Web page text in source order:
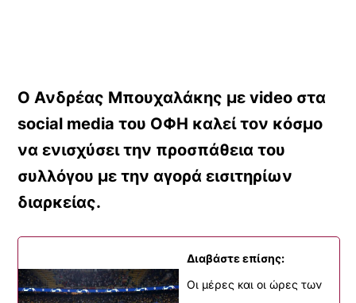
Ο Ανδρέας Μπουχαλάκης με video στα
social media του ΟΦΗ καλεί τον κόσμο
να ενισχύσει την προσπάθεια του
συλλόγου με την αγορά εισιτηρίων
διαρκείας.
Διαβάστε επίσης:
Οι μέρες και οι ώρες των